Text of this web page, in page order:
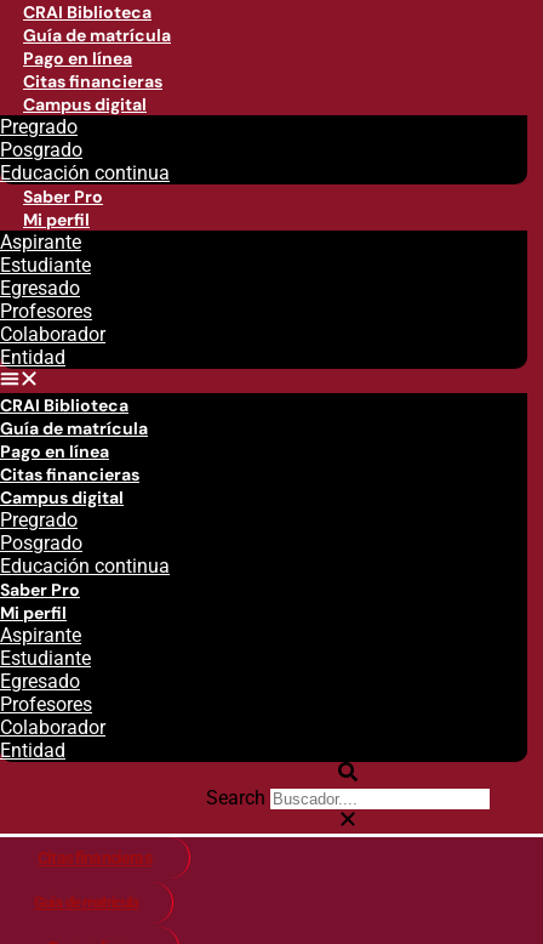
CRAI Biblioteca
Guía de matrícula
Pago en línea
Citas financieras
Campus digital
Pregrado
Posgrado
Educación continua
Saber Pro
Mi perfil
Aspirante
Estudiante
Egresado
Profesores
Colaborador
Entidad
CRAI Biblioteca
Guía de matrícula
Pago en línea
Citas financieras
Campus digital
Pregrado
Posgrado
Educación continua
Saber Pro
Mi perfil
Aspirante
Estudiante
Egresado
Profesores
Colaborador
Entidad
Search
Citas financieras
Guía de matricula